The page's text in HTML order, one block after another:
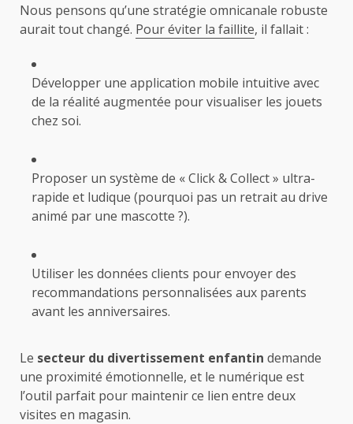
Nous pensons qu’une stratégie omnicanale robuste
aurait tout changé. Pour éviter la faillite, il fallait :
Développer une application mobile intuitive avec
de la réalité augmentée pour visualiser les jouets
chez soi.
Proposer un système de « Click & Collect » ultra-
rapide et ludique (pourquoi pas un retrait au drive
animé par une mascotte ?).
Utiliser les données clients pour envoyer des
recommandations personnalisées aux parents
avant les anniversaires.
Le secteur du divertissement enfantin demande
une proximité émotionnelle, et le numérique est
l’outil parfait pour maintenir ce lien entre deux
visites en magasin.